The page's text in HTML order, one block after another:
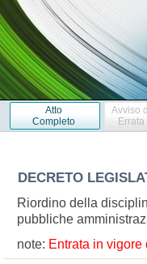
Atto
Completo
Avviso
Errata
DECRETO
Riordino della
pubbliche
note: Entrata in